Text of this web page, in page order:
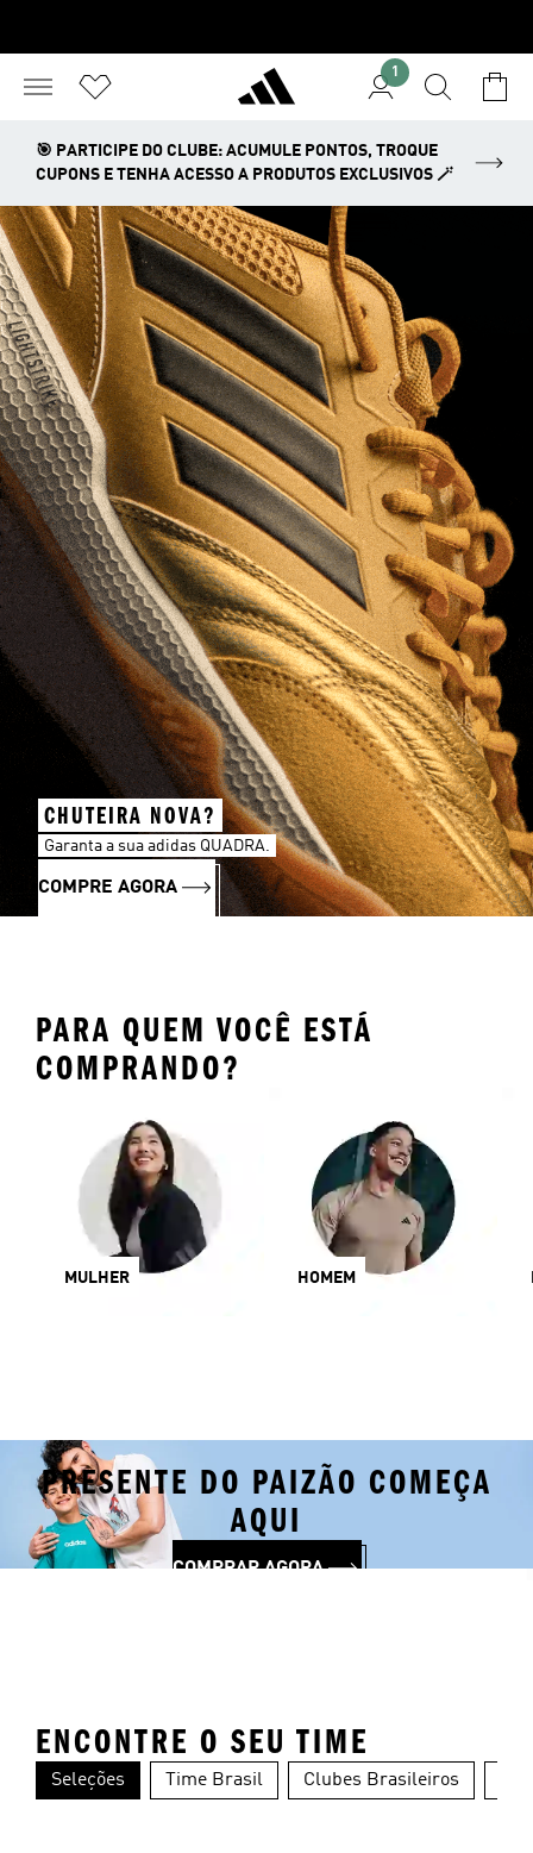
1
🎯 PARTICIPE DO CLUBE: ACUMULE PONTOS, TROQUE
CUPONS E TENHA ACESSO A PRODUTOS EXCLUSIVOS 🪄
CHUTEIRA NOVA?
Garanta a sua adidas QUADRA.
COMPRE AGORA
PARA QUEM VOCÊ ESTÁ
COMPRANDO?
MULHER HOMEM
PRESENTE DO PAIZÃO COMEÇA
AQUI
COMPRAR AGORA
ENCONTRE O SEU TIME
Seleções Time Brasil Clubes Brasileiros
Alemanha Argentina